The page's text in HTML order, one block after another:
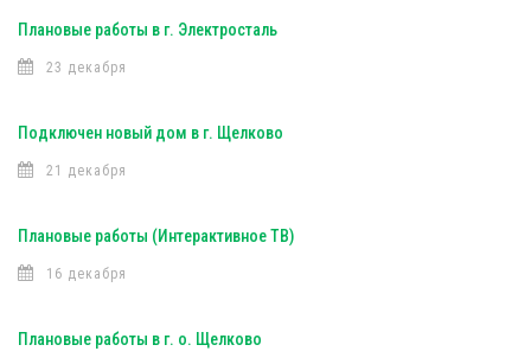
Плановые работы в г. Электросталь
23 декабря
Подключен новый дом в г. Щелково
21 декабря
Плановые работы (Интерактивное ТВ)
16 декабря
Плановые работы в г. о. Щелково